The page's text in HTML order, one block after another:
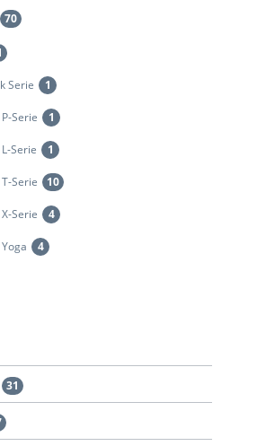
70
Serie 1
Serie 1
Serie 1
Serie 10
Serie 4
4
31